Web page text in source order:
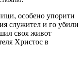
особено упорити
служител и го убили
своя живот
Христос в